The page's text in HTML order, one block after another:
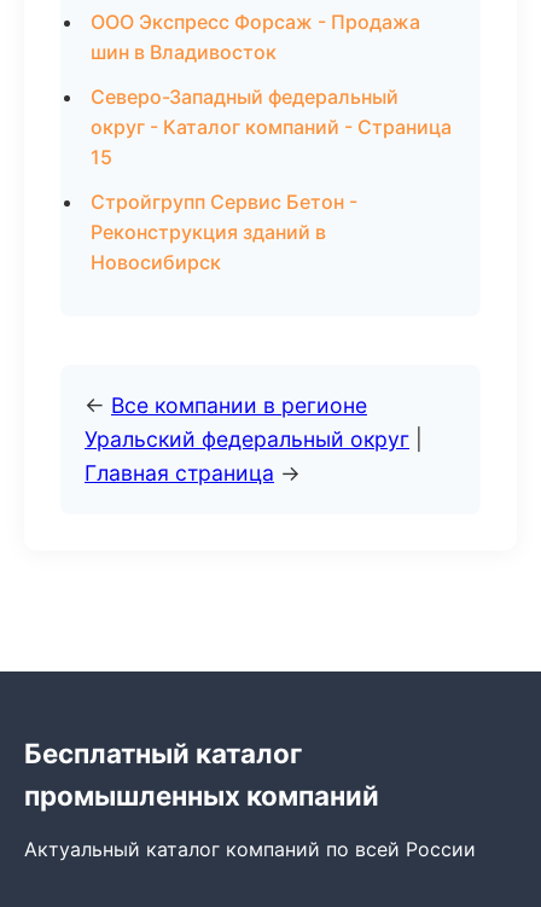
ООО Экспресс Форсаж - Продажа
шин в Владивосток
Северо-Западный федеральный
округ - Каталог компаний - Страница
15
Стройгрупп Сервис Бетон -
Реконструкция зданий в
Новосибирск
← Все компании в регионе
Уральский федеральный округ
Главная страница →
Бесплатный каталог
промышленных компаний
Актуальный каталог компаний по всей России